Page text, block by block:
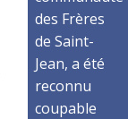
des Frères
de Saint-
Jean, a été
reconnu
coupable